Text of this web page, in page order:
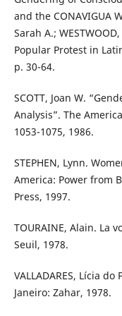
and the CONAVIGUA
Sarah A.;
Popular Protest in
p. 30-64.
SCOTT, Joan W.
Analysis”. The
1053-1075, 1986.
STEPHEN, Lynn.
America: Power from
Press, 1997.
TOURAINE, Alain. La
Seuil, 1978.
VALLADARES, Lícia
Janeiro: Zahar, 1978.